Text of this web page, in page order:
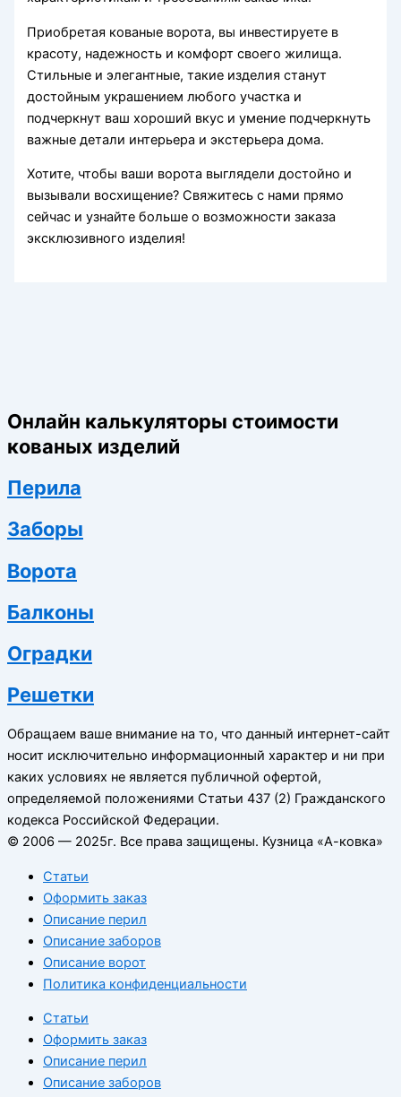
Приобретая кованые ворота, вы инвестируете в
красоту, надежность и комфорт своего жилища.
Стильные и элегантные, такие изделия станут
достойным украшением любого участка и
подчеркнут ваш хороший вкус и умение подчеркнуть
важные детали интерьера и экстерьера дома.
Хотите, чтобы ваши ворота выглядели достойно и
вызывали восхищение? Свяжитесь с нами прямо
сейчас и узнайте больше о возможности заказа
эксклюзивного изделия!
Онлайн калькуляторы стоимости
кованых изделий
Перила
Заборы
Ворота
Балконы
Оградки
Решетки
Обращаем ваше внимание на то, что данный интернет-сайт
носит исключительно информационный характер и ни при
каких условиях не является публичной офертой,
определяемой положениями Статьи 437 (2) Гражданского
кодекса Российской Федерации.
© 2006 — 2025г. Все права защищены. Кузница «А-ковка»
Статьи
Оформить заказ
Описание перил
Описание заборов
Описание ворот
Политика конфиденциальности
Статьи
Оформить заказ
Описание перил
Описание заборов